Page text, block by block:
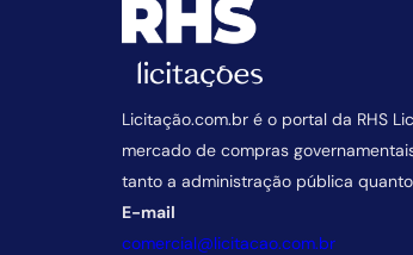
Licitação.com.br é o portal da RHS
mercado de compras
tanto a administração pública
E-mail
comercial@licitacao.com.br